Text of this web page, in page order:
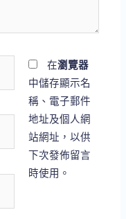
在瀏覽器
中儲存顯示名
稱、電子郵件
地址及個人網
站網址，以供
下次發佈留言
時使用。